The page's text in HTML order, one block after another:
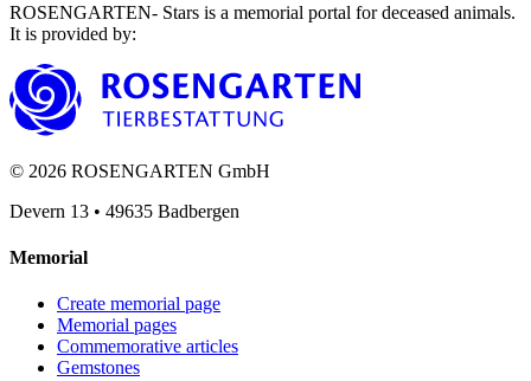
ROSENGARTEN- Stars is a memorial portal for deceased animals.
It is provided by:
© 2026 ROSENGARTEN GmbH
Devern 13 • 49635 Badbergen
Memorial
Create memorial page
Memorial pages
Commemorative articles
Gemstones